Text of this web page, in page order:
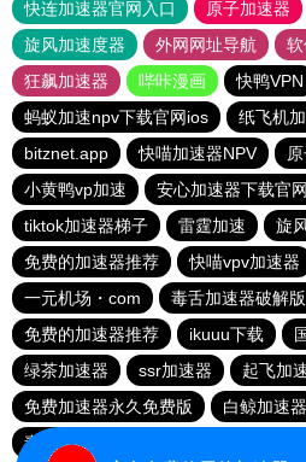
快连加速器官网入口
原子加速器
旋风加速度器
外网网址导航
狂飙加速器
哔咔漫画 快鸭VPN
蚂蚁加速npv下载官网ios
纸飞机
bitznet.app
快喵加速器NPV
小黄鸭vp加速
安心加速器下载官网
tiktok加速器梯子
雷霆加速
旋
免费的加速器推荐
快喵vpv加速器
一元机场・com
毒舌加速器破解
免费的加速器推荐
ikuuu下载
绿茶加速器
ssr加速器
起飞加
免费加速器永久免费版
白鲸加速器
毒舌加速器破解版永久免费